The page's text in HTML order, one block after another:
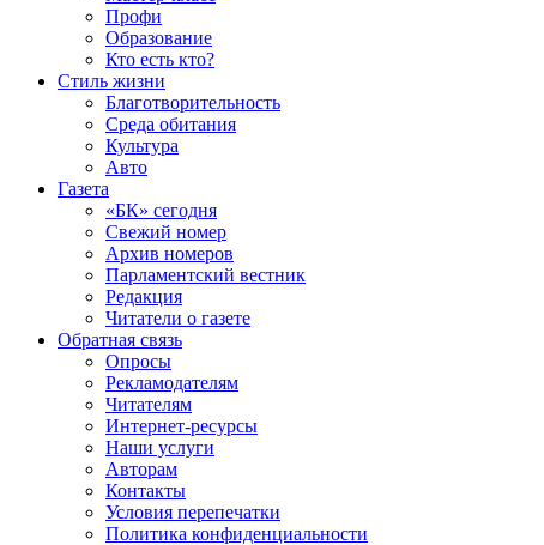
Профи
Образование
Кто есть кто?
Стиль жизни
Благотворительность
Среда обитания
Культура
Авто
Газета
«БК» сегодня
Свежий номер
Архив номеров
Парламентский вестник
Редакция
Читатели о газете
Обратная связь
Опросы
Рекламодателям
Читателям
Интернет-ресурсы
Наши услуги
Авторам
Контакты
Условия перепечатки
Политика конфиденциальности